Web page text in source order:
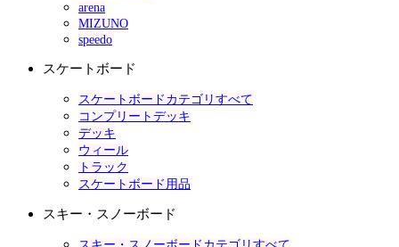
arena
MIZUNO
speedo
スケートボード
スケートボードカテゴリすべて
コンプリートデッキ
デッキ
ウィール
トラック
スケートボード用品
スキー・スノーボード